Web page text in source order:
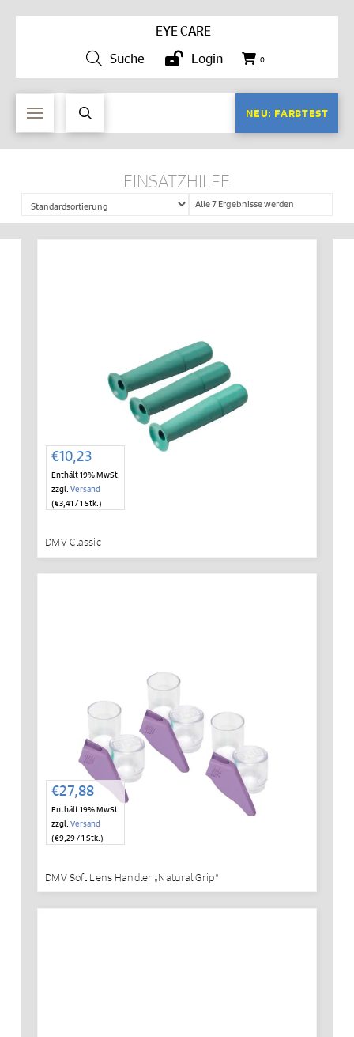
EYE CARE
Suche
Login 0
NEU: FARBTEST
EINSATZHILFE
Alle 7 Ergebnisse werden
angezeigt
€10,23
Enthält 19% MwSt.
zzgl. Versand
(€3,41 / 1 Stk.)
DMV Classic
€27,88
Enthält 19% MwSt.
zzgl. Versand
(€9,29/ 1 Stk.)
DMV Soft Lens Handler „Natural Grip“